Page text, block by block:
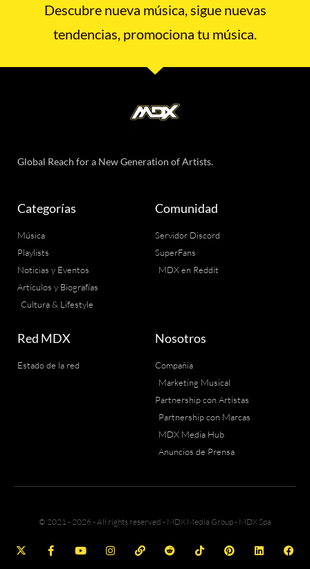
Descubre nueva música, sigue nuevas
tendencias, promociona tu música.
Global Reach for a New Generation of Artists.
Categorías
Música
Playlists
Noticias y Eventos
Artículos y Biografías
Cultura & Lifestyle
Comunidad
Servidor Discord
SuperFans
MDX en Reddit
Red MDX
Estado de la red
Nosotros
Compañia
Marketing Musical
Partnership con Artistas
Partnership con Marcas
MDX Media Hub
Anuncios de Prensa
© 2021 - 2026 - All rights reserved - MDX Media Group - MDX Spa